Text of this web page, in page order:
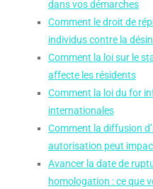
dans vos démarches
Comment le droit de
individus contre la
Comment la loi sur le
affecte les résidents
Comment la loi du for
internationales
Comment la diffusion
autorisation peut
Avancer la date de
homologation : ce que